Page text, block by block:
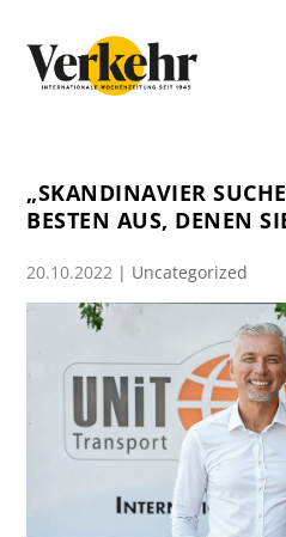
„SKANDINAVIER
BESTEN AUS, DENEN
20.10.2022 | Uncategorized